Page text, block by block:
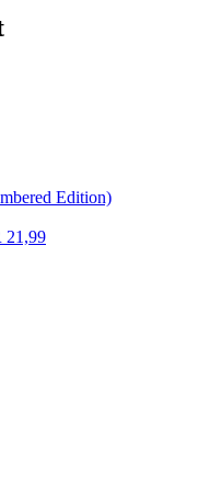
Edition)
21,99